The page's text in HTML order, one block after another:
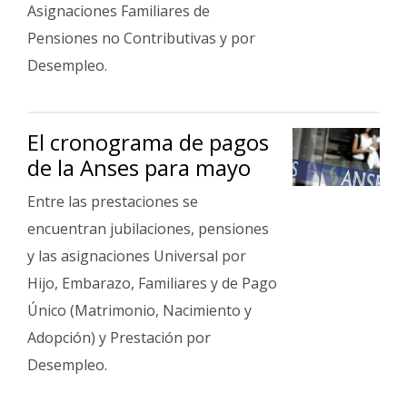
Asignaciones Familiares de
Pensiones no Contributivas y por
Desempleo.
El cronograma de pagos
de la Anses para mayo
Entre las prestaciones se
encuentran jubilaciones, pensiones
y las asignaciones Universal por
Hijo, Embarazo, Familiares y de Pago
Único (Matrimonio, Nacimiento y
Adopción) y Prestación por
Desempleo.